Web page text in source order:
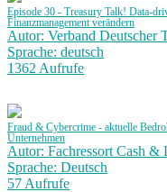
Episode 30 - Treasury Talk! Data-
Finanzmanagement verändern
Autor: Verband Deutscher
Sprache: deutsch
1362 Aufrufe
Fraud & Cybercrime - aktuelle
Unternehmen
Autor: Fachressort Cash
Sprache: Deutsch
57 Aufrufe